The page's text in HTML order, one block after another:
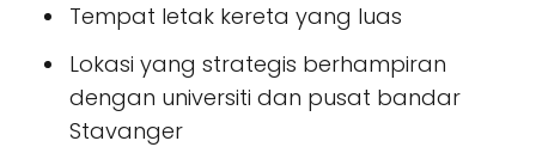
Tempat letak kereta yang luas
Lokasi yang strategis berhampiran
dengan universiti dan pusat bandar
Stavanger